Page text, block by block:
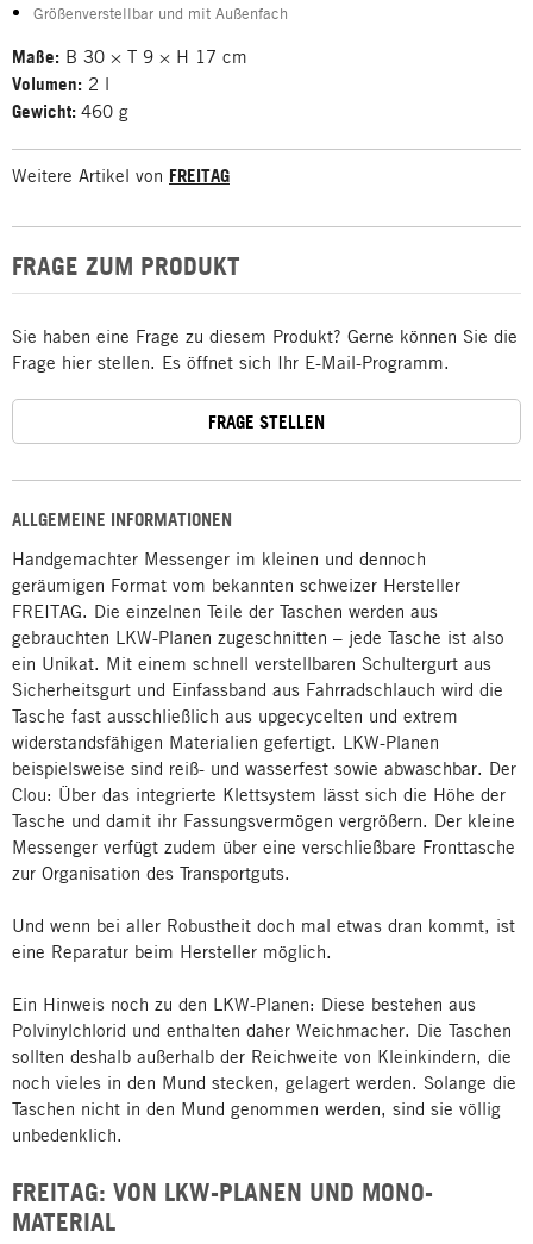
ALLGEMEINE INFORMATIONEN
Handgemachter Messenger im kleinen und dennoch
geräumigen Format vom bekannten schweizer Hersteller
FREITAG. Die einzelnen Teile der Taschen werden aus
gebrauchten LKW-Planen zugeschnitten – jede Tasche ist also
ein Unikat. Mit einem schnell verstellbaren Schultergurt aus
Sicherheitsgurt und Einfassband aus Fahrradschlauch wird die
Tasche fast ausschließlich aus upgecycelten und extrem
widerstandsfähigen Materialien gefertigt. LKW-Planen
beispielsweise sind reiß- und wasserfest sowie abwaschbar. Der
Clou: Über das integrierte Klettsystem lässt sich die Höhe der
Tasche und damit ihr Fassungsvermögen vergrößern. Der kleine
Messenger verfügt zudem über eine verschließbare Fronttasche
zur Organisation des Transportguts.
Und wenn bei aller Robustheit doch mal etwas dran kommt, ist
eine Reparatur beim Hersteller möglich.
Ein Hinweis noch zu den LKW-Planen: Diese bestehen aus
Polvinylchlorid und enthalten daher Weichmacher. Die Taschen
sollten deshalb außerhalb der Reichweite von Kleinkindern, die
noch vieles in den Mund stecken, gelagert werden. Solange die
Taschen nicht in den Mund genommen werden, sind sie völlig
unbedenklich.
FREITAG: VON LKW-PLANEN UND MONO-
MATERIAL
Größenverstellbar und mit Außenfach
Maße: B 30 × T 9 × H 17 cm
Volumen: 2 l
Gewicht: 460 g
Weitere Artikel von FREITAG
FRAGE ZUM PRODUKT
Sie haben eine Frage zu diesem Produkt? Gerne können Sie die
Frage hier stellen. Es öffnet sich Ihr E-Mail-Programm.
FRAGE STELLEN